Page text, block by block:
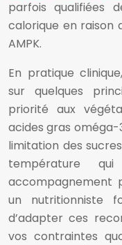
parfois qualifiées
calorique en raison
AMPK.
En pratique
sur quelques
priorité aux
acides gras oméga-
limitation des
température
accompagnement
un nutritionniste
d’adapter ces
vos contraintes